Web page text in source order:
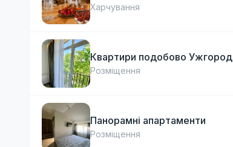
Харчування
Квартири подобово Ужгород
Розміщення
Панорамні апартаменти
Розміщення